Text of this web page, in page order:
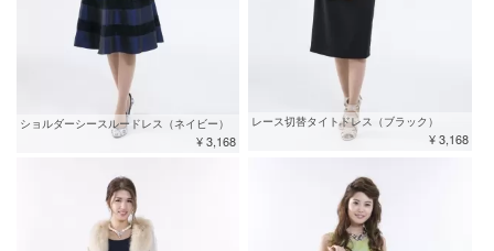
ショルダーシースルードレス（ネイビー）
¥ 3,168
レース切替タイトドレス（ブラック）
¥ 3,168